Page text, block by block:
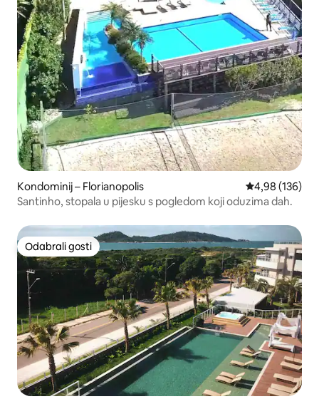
Kondominij – Florianopolis Prosječna
4,98 (136)
Santinho, stopala u pijesku s pogledom koji oduzima dah.
Odabrali gosti
Odabrali gosti